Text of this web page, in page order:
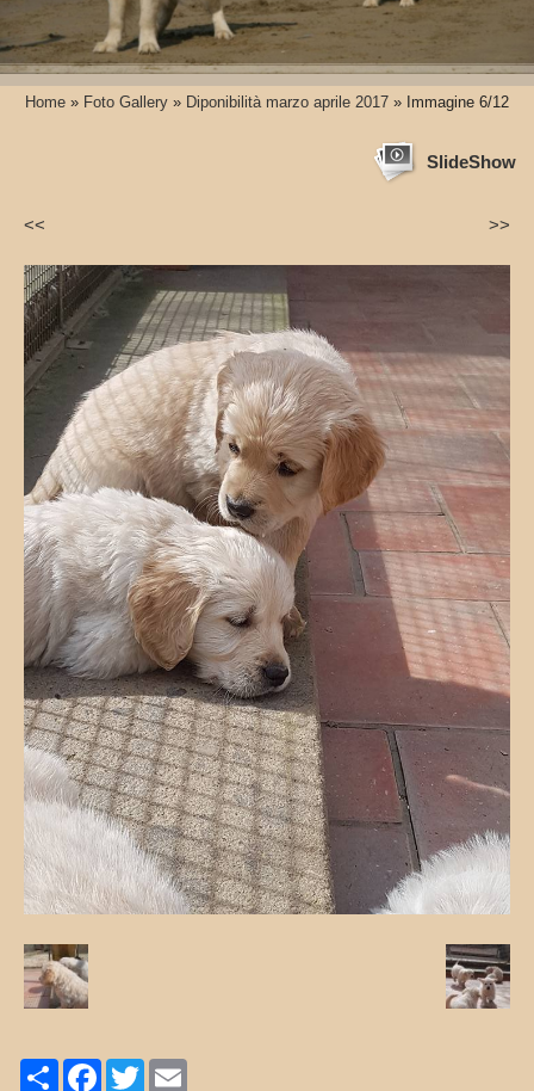
Home » Foto Gallery » Diponibilità marzo aprile 2017 » Immagine 6/12
SlideShow
<< >>
Share Facebook
Twitter